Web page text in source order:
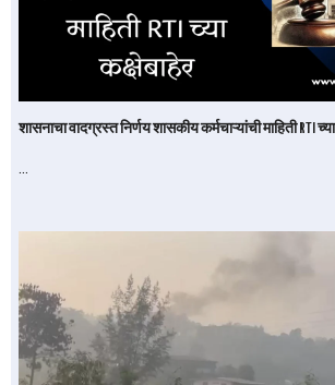
शासनाचा वादग्रस्त निर्णय शासकीय कर्मचाऱ्यांची माहिती RTI
…